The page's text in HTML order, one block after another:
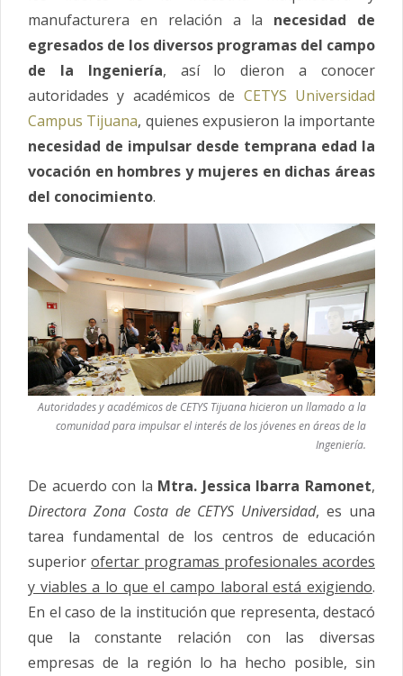
manufacturera en relación a la necesidad de
egresados de los diversos programas del campo
de la Ingeniería, así lo dieron a conocer
autoridades y académicos de CETYS Universidad
Campus Tijuana, quienes expusieron la importante
necesidad de impulsar desde temprana edad la
vocación en hombres y mujeres en dichas áreas
del conocimiento.
Autoridades y académicos de CETYS Tijuana hicieron un llamado a la
comunidad para impulsar el interés de los jóvenes en áreas de la
Ingeniería.
De acuerdo con la Mtra. Jessica Ibarra Ramonet,
Directora Zona Costa de CETYS Universidad, es una
tarea fundamental de los centros de educación
superior ofertar programas profesionales acordes
y viables a lo que el campo laboral está exigiendo.
En el caso de la institución que representa, destacó
que la constante relación con las diversas
empresas de la región lo ha hecho posible, sin